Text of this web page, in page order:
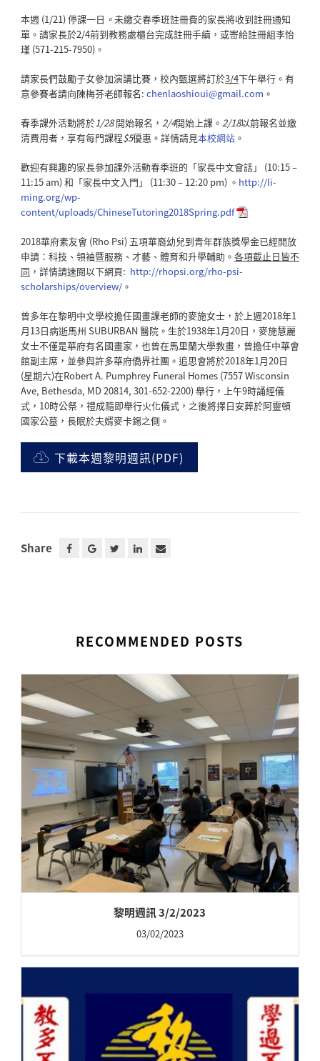
本週 (1/21) 停課一日 。未繳交春季班註冊費的家長將收到註冊通知
單。請家長於2/4前到教務處櫃台完成註冊手續，或寄給註冊組李怡
瑾 (571-215-7950)。
請家長們鼓勵子女參加演講比賽，校內甄選將訂於3/4下午舉行。有
意參賽者請向陳梅芬老師報名: chenlaoshioui@gmail.com 。
春季課外活動將於1/28開始報名， 2/4開始上課。 2/18以前報名並繳
清費用者，享有每門課程$5優惠。詳情請見本校網站。
歡迎有興趣的家長參加課外活動春季班的「家長中文會話」 (10:15 –
11:15 am) 和「家長中文入門」 (11:30 – 12:20 pm) 。 http://li-
ming.org/wp-
content/uploads/ChineseTutoring2018Spring.pdf
2018華府素友會 (Rho Psi) 五項華裔幼兒到青年群族獎學金已經開放
申請：科技、領袖暨服務、才藝、體育和升學輔助。 各項截止日皆不
同 ，詳情請速閱以下網頁: http://rhopsi.org/rho-psi-
scholarships/overview/。
曾多年在黎明中文學校擔任國畫課老師的麥施女士，於上週2018年1
月13日病逝馬州 SUBURBAN 醫院。生於1938年1月20日，麥施慧麗
女士不僅是華府有名國畫家，也曾在馬里蘭大學教畫，曾擔任中華會
館副主席，並參與許多華府僑界社團。追思會將於2018年1月20日
(星期六)在Robert A. Pumphrey Funeral Homes (7557 Wisconsin
Ave, Bethesda, MD 20814, 301-652-2200) 舉行，上午9時誦經儀
式，10時公祭，禮成隨即舉行火化儀式，之後將擇日安葬於阿靈頓
國家公墓，長眠於夫婿麥卡錫之側。
下載本週黎明週訊(PDF)
Share
RECOMMENDED POSTS
黎明週訊 3/2/2023
03/02/2023